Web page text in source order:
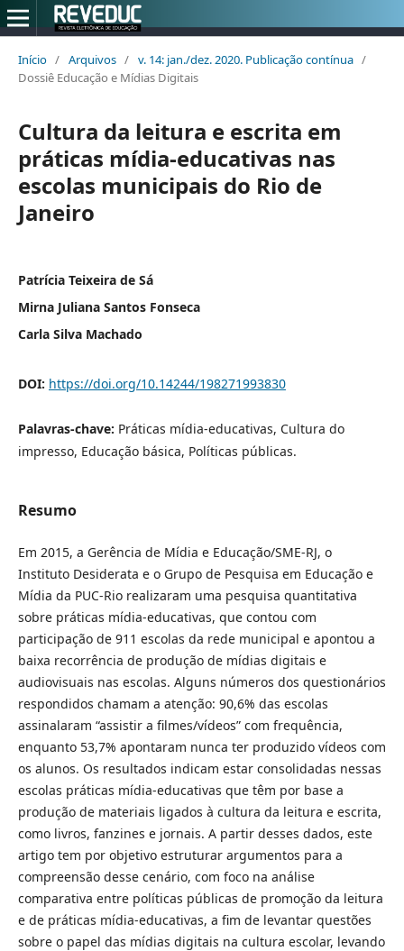
Início / Arquivos / v. 14: jan./dez. 2020. Publicação contínua /
Dossiê Educação e Mídias Digitais
Cultura da leitura e escrita em
práticas mídia-educativas nas
escolas municipais do Rio de
Janeiro
Patrícia Teixeira de Sá
Mirna Juliana Santos Fonseca
Carla Silva Machado
DOI: https://doi.org/10.14244/198271993830
Palavras-chave: Práticas mídia-educativas, Cultura do
impresso, Educação básica, Políticas públicas.
Resumo
Em 2015, a Gerência de Mídia e Educação/SME-RJ, o
Instituto Desiderata e o Grupo de Pesquisa em Educação e
Mídia da PUC-Rio realizaram uma pesquisa quantitativa
sobre práticas mídia-educativas, que contou com
participação de 911 escolas da rede municipal e apontou a
baixa recorrência de produção de mídias digitais e
audiovisuais nas escolas. Alguns números dos questionários
respondidos chamam a atenção: 90,6% das escolas
assinalaram “assistir a filmes/vídeos” com frequência,
enquanto 53,7% apontaram nunca ter produzido vídeos com
os alunos. Os resultados indicam estar consolidadas nessas
escolas práticas mídia-educativas que têm por base a
produção de materiais ligados à cultura da leitura e escrita,
como livros, fanzines e jornais. A partir desses dados, este
artigo tem por objetivo estruturar argumentos para a
compreensão desse cenário, com foco na análise
comparativa entre políticas públicas de promoção da leitura
e de práticas mídia-educativas, a fim de levantar questões
sobre o papel das mídias digitais na cultura escolar, levando